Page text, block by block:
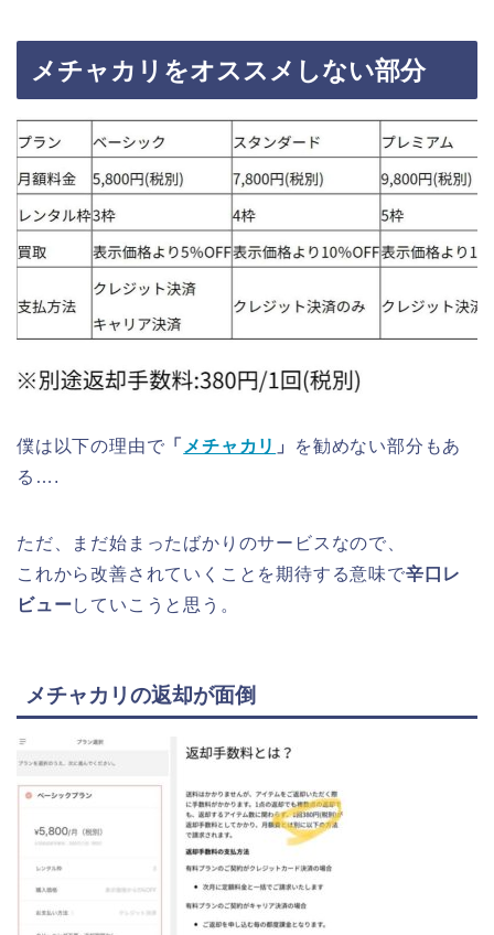
メチャカリをオススメしない部分
僕は以下の理由で 「 メチャカリ 」
を勧めない部分もあ
る….
ただ、まだ始まったばかりのサービスなので、
これから改善されていくことを期待する意味で辛口レ
ビューしていこうと思う。
メチャカリの返却が面倒